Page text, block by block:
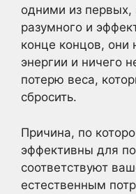
одними из первых,
разумного и
конце концов, они
энергии и ничего
потерю веса,
сбросить.
Причина, по
эффективны для
соответствуют
естественным